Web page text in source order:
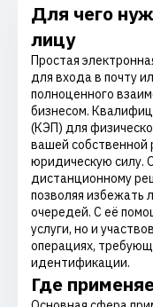
Для чего
лицу
Простая
для входа в почту
полноценного
бизнесом.
(КЭП) для
вашей собственной
юридическую силу.
дистанционному
позволяя избежать
очередей. С её
услуги, но и
операциях,
идентификации.
Где